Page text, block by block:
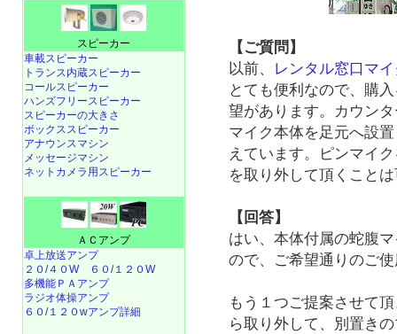
【ご質問】
以前、 レンタル窓口マ
とても便利なので、購
望があります。カウン
マイク本体を足元へ設
えています。ピンマイ
を取り外して頂くこと
【回答】
はい、本体付属の蛇腹
ので、ご希望通りのご
もう１つご提案させて
ら取り外して、別置き
スピーカー
車載スピーカー
トランス内蔵スピーカー
コールスピーカー
ハンズフリースピーカー
スピーカーの大きさ
ボックススピーカー
アナウンスマシン
メッセージマシン
ネットカメラ用スピーカー
ＡＣアンプ
卓上放送アンプ
２０/４０W
６０/１２０W
多機能ＰＡアンプ
ラジオ体操アンプ
６０/１２０wアンプ詳細